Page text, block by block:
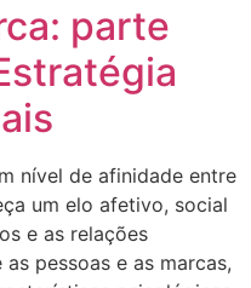
parte
nível de afinidade entre
um elo afetivo, social
e as relações
pessoas e as marcas,